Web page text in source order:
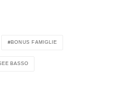
BONUS FAMIGLIE
BASSO